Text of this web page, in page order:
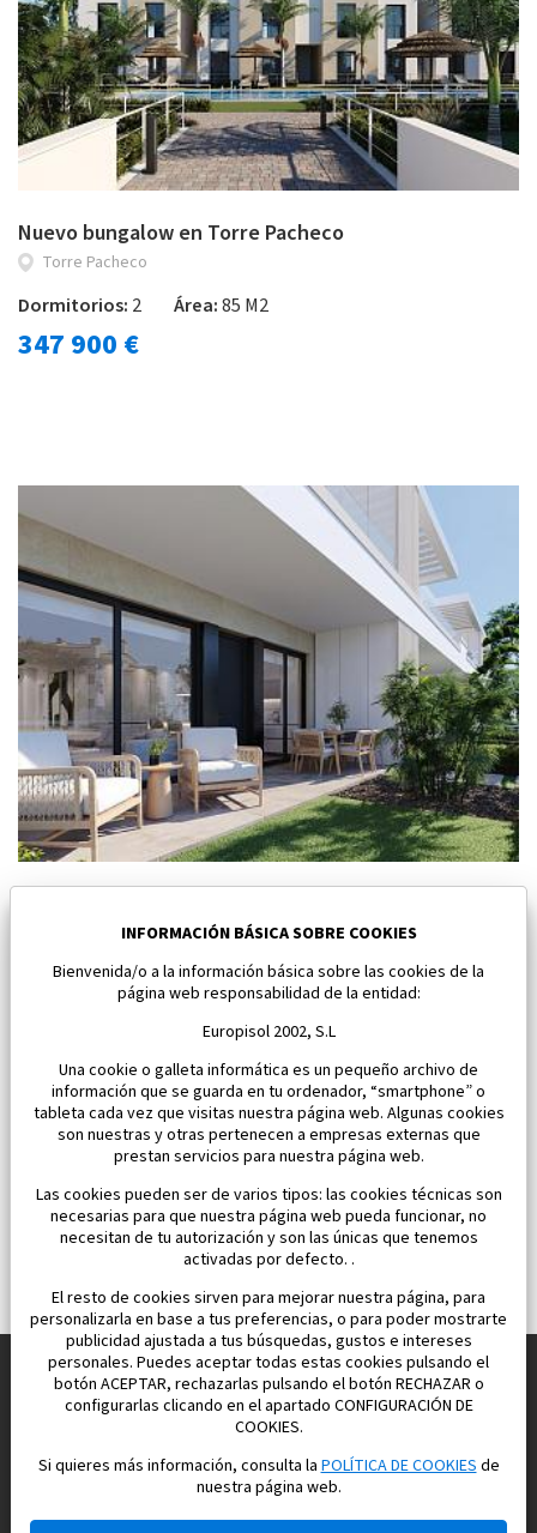
Nuevo bungalow en Torre Pacheco
Torre Pacheco
Dormitorios: 2 Área:85 M2
347 900 €
Torre Pacheco
Dormitorios:2 Área:96 M2
334 900 €
Construimos y vendemos propiedades
para su vida feliz en España
INFORMACIÓN BÁSICA SOBRE COOKIES
Bienvenida/o a la información básica sobre las cookies de la
página web responsabilidad de la entidad:
Europisol 2002, S.L
Una cookie o galleta informática es un pequeño archivo de
información que se guarda en tu ordenador, “smartphone” o
tableta cada vez que visitas nuestra página web. Algunas cookies
son nuestras y otras pertenecen a empresas externas que
prestan servicios para nuestra página web.
Las cookies pueden ser de varios tipos: las cookies técnicas son
necesarias para que nuestra página web pueda funcionar, no
necesitan de tu autorización y son las únicas que tenemos
activadas por defecto. .
El resto de cookies sirven para mejorar nuestra página, para
personalizarla en base a tus preferencias, o para poder mostrarte
publicidad ajustada a tus búsquedas, gustos e intereses
personales. Puedes aceptar todas estas cookies pulsando el
botón ACEPTAR, rechazarlas pulsando el botón RECHAZAR o
configurarlas clicando en el apartado CONFIGURACIÓN DE
COOKIES.
Si quieres más información, consulta laPOLÍTICA DE COOKIESde
nuestra página web.